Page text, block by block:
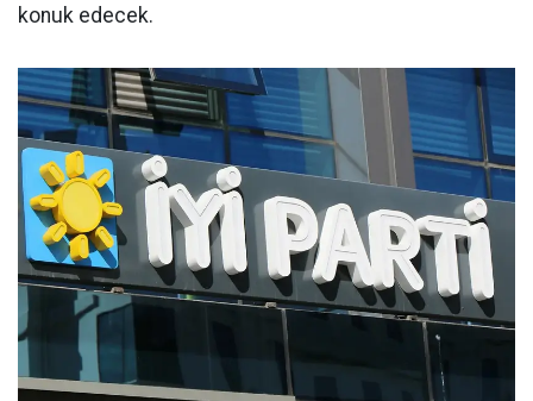
konuk edecek.